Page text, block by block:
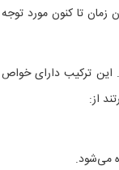
تا کنون مورد توجه
این ترکیب دارای خواص
از:
می‌شود.